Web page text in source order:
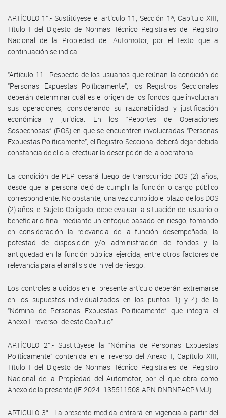
ARTÍCULO 1°.- Sustitúyese el artículo 11, Sección 1ᵃ, Capítulo XIII,
Título I del Digesto de Normas Técnico Registrales del Registro
Nacional de la Propiedad del Automotor, por el texto que a
continuación se indica:
“Artículo 11.- Respecto de los usuarios que reúnan la condición de
“Personas Expuestas Políticamente”, los Registros Seccionales
deberán determinar cuál es el origen de los fondos que involucran
sus operaciones, considerando su razonabilidad y justificación
económica y jurídica. En los “Reportes de Operaciones
Sospechosas” (ROS) en que se encuentren involucradas “Personas
Expuestas Políticamente”, el Registro Seccional deberá dejar debida
constancia de ello al efectuar la descripción de la operatoria.
La condición de PEP cesará luego de transcurrido DOS (2) años,
desde que la persona dejó de cumplir la función o cargo público
correspondiente. No obstante, una vez cumplido el plazo de los DOS
(2) años, el Sujeto Obligado, debe evaluar la situación del usuario o
beneficiario final mediante un enfoque basado en riesgo, tomando
en consideración la relevancia de la función desempeñada, la
potestad de disposición y/o administración de fondos y la
antigüedad en la función pública ejercida, entre otros factores de
relevancia para el análisis del nivel de riesgo.
Los controles aludidos en el presente artículo deberán extremarse
en los supuestos individualizados en los puntos 1) y 4) de la
“Nómina de Personas Expuestas Políticamente” que integra el
Anexo I -reverso- de este Capítulo”.
ARTÍCULO 2°.- Sustitúyese la “Nómina de Personas Expuestas
Políticamente” contenida en el reverso del Anexo I, Capítulo XIII,
Título I del Digesto de Normas Técnico Registrales del Registro
Nacional de la Propiedad del Automotor, por el que obra como
Anexo de la presente (IF-2024- 135511508-APN-DNRNPACP#MJ)
ARTICULO 3°.- La presente medida entrará en vigencia a partir del